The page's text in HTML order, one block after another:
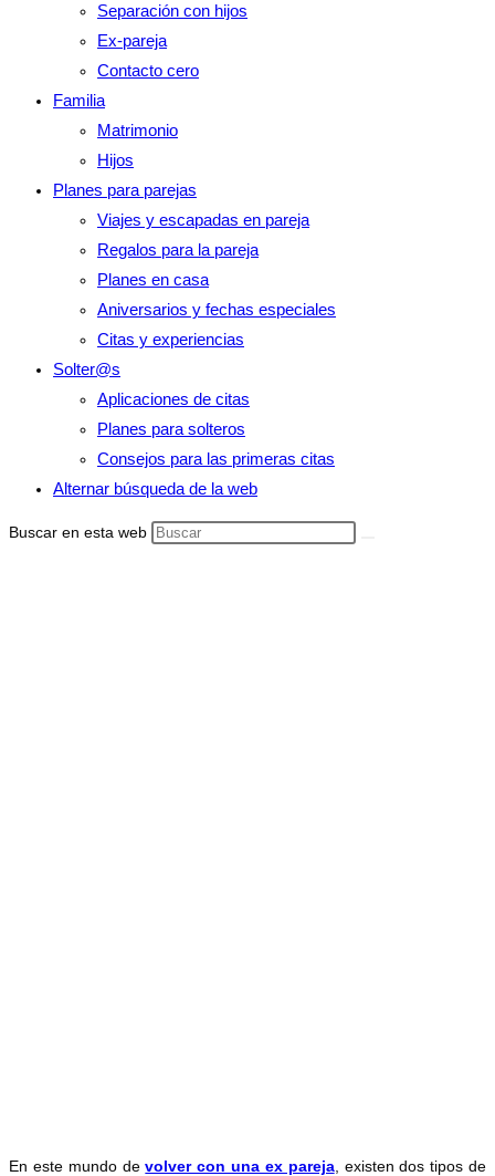
Separación con hijos
Ex-pareja
Contacto cero
Familia
Matrimonio
Hijos
Planes para parejas
Viajes y escapadas en pareja
Regalos para la pareja
Planes en casa
Aniversarios y fechas especiales
Citas y experiencias
Solter@s
Aplicaciones de citas
Planes para solteros
Consejos para las primeras citas
Alternar búsqueda de la web
Buscar en esta web
En este mundo devolver con una ex pareja, existen dos tipos de